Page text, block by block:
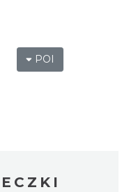
POI